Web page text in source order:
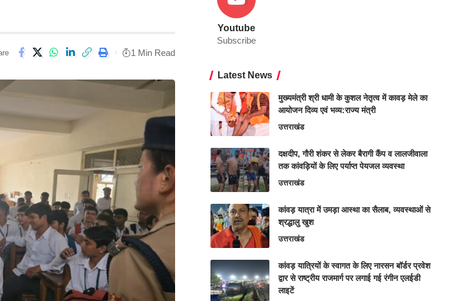
1 Min Read
Youtube
Subscribe
Latest News
मुख्यमंत्री श्री धामी के कुशल नेतृत्व में कावड़ मेले का
आयोजन दिव्य एवं भव्य:राज्य मंत्री
उत्तराखंड
दक्षदीप, गौरी शंकर से लेकर बैरागी कैंप व लालजीवाला
तक कांवड़ियों के लिए पर्याप्त पेयजल व्यवस्था
उत्तराखंड
कांवड़ यात्रा में उमड़ा आस्था का सैलाब, व्यवस्थाओं से
श्रद्धालु खुश
उत्तराखंड
कांवड़ यात्रियों के स्वागत के लिए नारसन बॉर्डर प्रवेश
द्वार से राष्ट्रीय राजमार्ग पर लगाई गई रंगीन एलईडी
लाइटें